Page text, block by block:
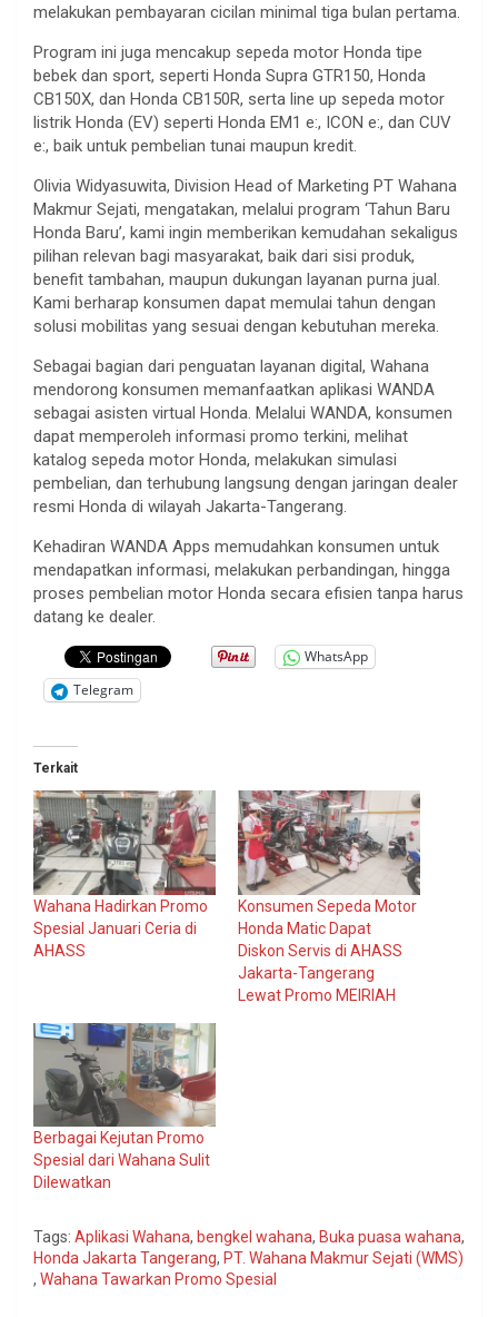
melakukan pembayaran cicilan minimal tiga bulan pertama.
Program ini juga mencakup sepeda motor Honda tipe
bebek dan sport, seperti Honda Supra GTR150, Honda
CB150X, dan Honda CB150R, serta line up sepeda motor
listrik Honda (EV) seperti Honda EM1 e:, ICON e:, dan CUV
e:, baik untuk pembelian tunai maupun kredit.
Olivia Widyasuwita, Division Head of Marketing PT Wahana
Makmur Sejati, mengatakan, melalui program ‘Tahun Baru
Honda Baru’, kami ingin memberikan kemudahan sekaligus
pilihan relevan bagi masyarakat, baik dari sisi produk,
benefit tambahan, maupun dukungan layanan purna jual.
Kami berharap konsumen dapat memulai tahun dengan
solusi mobilitas yang sesuai dengan kebutuhan mereka.
Sebagai bagian dari penguatan layanan digital, Wahana
mendorong konsumen memanfaatkan aplikasi WANDA
sebagai asisten virtual Honda. Melalui WANDA, konsumen
dapat memperoleh informasi promo terkini, melihat
katalog sepeda motor Honda, melakukan simulasi
pembelian, dan terhubung langsung dengan jaringan dealer
resmi Honda di wilayah Jakarta-Tangerang.
Kehadiran WANDA Apps memudahkan konsumen untuk
mendapatkan informasi, melakukan perbandingan, hingga
proses pembelian motor Honda secara efisien tanpa harus
datang ke dealer.
WhatsApp
Telegram
Terkait
Wahana Hadirkan Promo
Spesial Januari Ceria di
AHASS
Konsumen Sepeda Motor
Honda Matic Dapat
Diskon Servis di AHASS
Jakarta-Tangerang
Lewat Promo MEIRIAH
Berbagai Kejutan Promo
Spesial dari Wahana Sulit
Dilewatkan
Tags: Aplikasi Wahana, bengkel wahana, Buka puasa wahana,
Honda Jakarta Tangerang, PT. Wahana Makmur Sejati (WMS)
, Wahana Tawarkan Promo Spesial